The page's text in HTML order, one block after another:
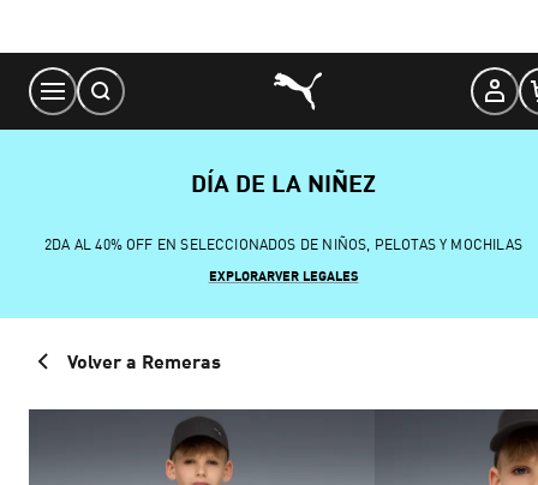
Content
DÍA DE LA NIÑEZ
2DA AL 40% OFF EN SELECCIONADOS DE NIÑOS, PELOTAS Y MOCHILAS
EXPLORARVER LEGALES
Volver a Remeras